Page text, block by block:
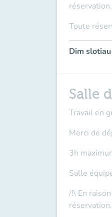
réservation.
Toute
Dim
Salle
Travail en
Merci de
3h
Salle
/!\ En
réservation.